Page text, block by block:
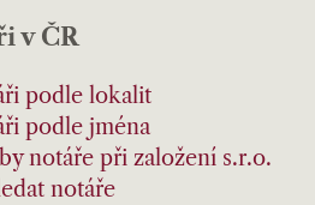
v ČR
podle lokalit
podle jména
notáře při založení s.r.o.
notáře